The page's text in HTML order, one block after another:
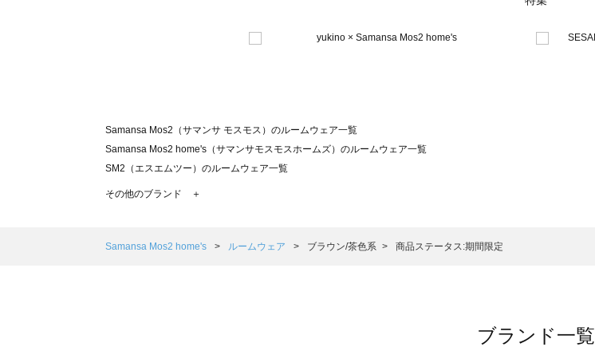
Samansa Mos2（サマンサ モスモス）のルームウェア一覧
Samansa Mos2 home's（サマンサモスモスホームズ）のルームウェア一覧
SM2（エスエムツー）のルームウェア一覧
TSUHARU by Samansa Mos2（ツハルバイサマンサモスモス）のルームウェア一覧
Samansa Mos2 Lagom（サマンサモスモス ラーゴム）のルームウェア一覧
その他のブランド ＋
Samansa Mos2 home's ルームウェア ブラウン/茶色系 商品ステータス:期間限定
ブランド一覧